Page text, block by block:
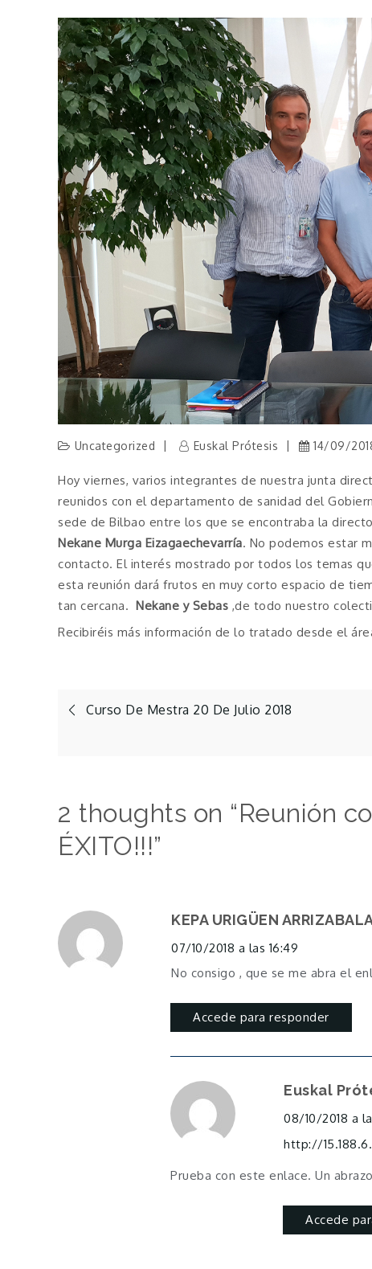
Uncategorized Euskal Prótesis 14/09/
Hoy viernes, varios integrantes de nuestra junta
reunidos con el departamento de sanidad del
sede de Bilbao entre los que se encontraba la
Nekane Murga Eizagaechevarría. No podemos estar
contacto. El interés mostrado por todos los temas
esta reunión dará frutos en muy corto espacio de
tan cercana. Nekane y Sebas ,de todo nuestro
Recibiréis más información de lo tratado desde el
Navegación
entradas
Curso De Mestra 20 De Julio 2018
2 thoughts on “Reunión
ÉXITO!!!”
KEPA URIGÜEN
07/10/2018 a las 16:49
No consigo , que se me abra el
Accede para responder
Euskal
08/10/2018 a
http://
Prueba con este enlace. Un abrazo
Accede